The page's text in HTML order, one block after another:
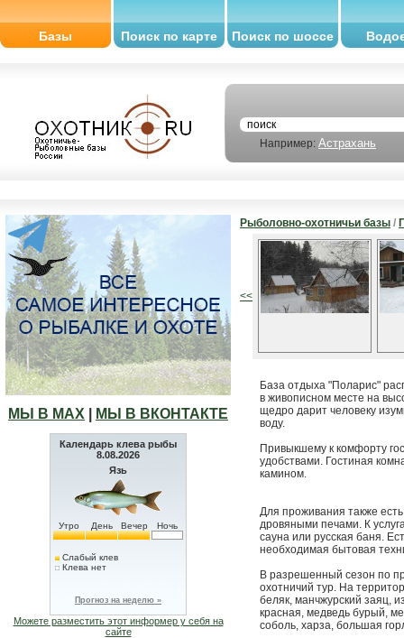
Базы Поиск по карте Поиск по шоссе
Например: Астрахань
МЫ В МАХ МЫ В ВКОНТАКТЕ
Календарь клева рыбы
8.08.2026
Язь
Утро День Вечер Ночь
Слабый клев
Клева нет
Прогноз на неделю »
Можете разместить этот информер у себя на
сайте
Рыболовно-охотничьи базы /
<<
База отдыха "Поларис"
в живописном месте на
щедро дарит человеку
воду.
Привыкшему к комфорту
удобствами. Гостиная
камином.
Для проживания также
дровяными печами. К
сауна или русская баня.
необходимая бытовая
В разрешенный сезон по
охотничий тур. На
беляк, манчжурский заяц,
красная, медведь бурый,
соболь, харза, большая